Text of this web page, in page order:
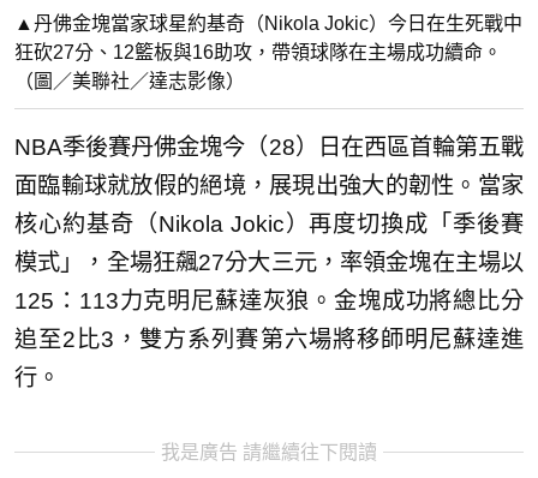
▲丹佛金塊當家球星約基奇（Nikola Jokic）今日在生死戰中
狂砍27分、12籃板與16助攻，帶領球隊在主場成功續命。
（圖／美聯社／達志影像）
NBA季後賽丹佛金塊今（28）日在西區首輪第五戰
面臨輸球就放假的絕境，展現出強大的韌性。當家
核心約基奇（Nikola Jokic）再度切換成「季後賽
模式」，全場狂飆27分大三元，率領金塊在主場以
125：113力克明尼蘇達灰狼。金塊成功將總比分
追至2比3，雙方系列賽第六場將移師明尼蘇達進
行。
我是廣告 請繼續往下閱讀